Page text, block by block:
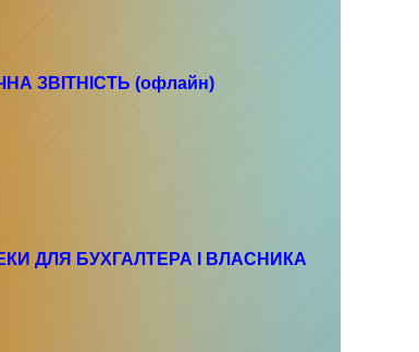
ЗВІТНІСТЬ (офлайн)
ДЛЯ БУХГАЛТЕРА І ВЛАСНИКА